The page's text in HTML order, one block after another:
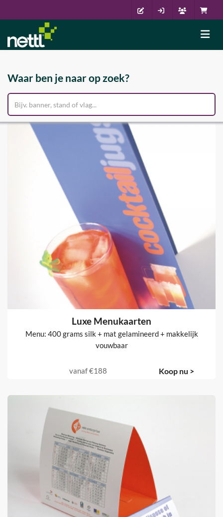
Waar ben je naar op zoek?
Luxe Menukaarten
Menu: 400 grams silk + mat gelamineerd + makkelijk
vouwbaar
vanaf€188 Koop nu >